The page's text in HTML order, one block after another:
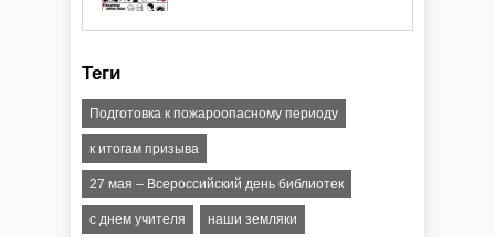
Теги
Подготовка к пожароопасному периоду
к итогам призыва
27 мая – Всероссийский день библиотек
с днем учителя наши земляки